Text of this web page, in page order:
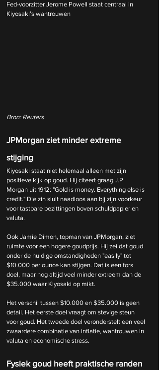
Fed-voorzitter Jerome Powell staat centraal in
Kiyosaki’s wantrouwen
Bron: Reuters
JPMorgan ziet minder extreme
stijging
Kiyosaki staat niet helemaal alleen met zijn
positieve kijk op goud. Hij citeert graag J.P.
Morgan uit 1912: "Gold is money. Everything else is
credit." Die zin sluit naadloos aan bij zijn voorkeur
voor tastbare bezittingen boven schuldpapier en
valuta.
Ook Jamie Dimon, topman van JPMorgan, ziet
ruimte voor een hogere goudprijs. Hij zei dat goud
onder de huidige omstandigheden "easily" tot
$10.000 per ounce kan stijgen. Dat is een fors
doel, maar nog altijd veel minder extreem dan de
$35.000 waar Kiyosaki op mikt.
Het verschil tussen $10.000 en $35.000 is geen
detail. Het eerste doel vraagt om stevige steun
voor goud. Het tweede doel veronderstelt een veel
zwaardere combinatie van inflatie, wantrouwen in
valuta en economische stress.
Fysiek goud heeft praktische randen